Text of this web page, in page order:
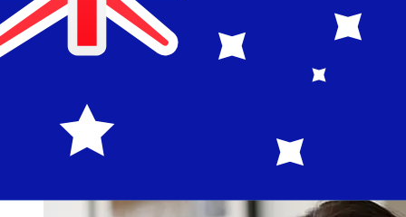
AUD轉帳速度有多快？
從歐元成員國到Norddeutsche Landesbank 澳洲國際轉帳
的到帳時間取決於付款方式和交易時間。國際銀行轉帳通常需
貨。查看Norddeutsche Landesbank Girozentrale的截止時
間，以避免延誤。